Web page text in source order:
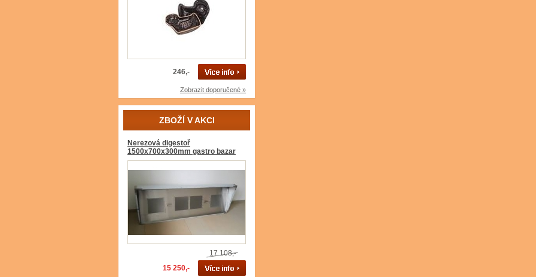
246,-
Zobrazit doporučené »
ZBOŽÍ V AKCI
Nerezová digestoř
1500x700x300mm gastro bazar
17 108,-
15 250,-